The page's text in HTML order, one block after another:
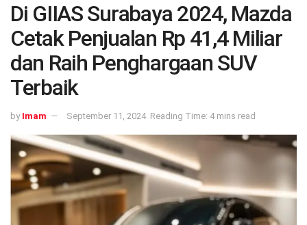
Di GIIAS Surabaya 2024, Mazda
Cetak Penjualan Rp 41,4 Miliar
dan Raih Penghargaan SUV
Terbaik
by Imam September 11, 2024 Reading Time: 4 mins read